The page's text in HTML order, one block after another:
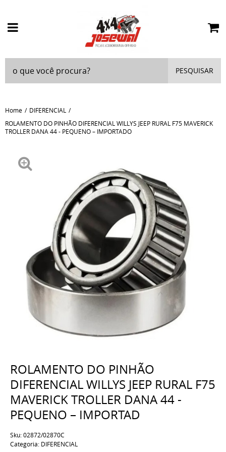
PESQUISAR
Home
DIFERENCIAL
ROLAMENTO DO PINHÃO DIFERENCIAL WILLYS JEEP RURAL F75 MAVERICK
TROLLER DANA 44 - PEQUENO – IMPORTADO
ROLAMENTO DO PINHÃO
DIFERENCIAL WILLYS JEEP RURAL F75
MAVERICK TROLLER DANA 44 -
PEQUENO – IMPORTAD
Sku:02872/02870C
Categoria: DIFERENCIAL